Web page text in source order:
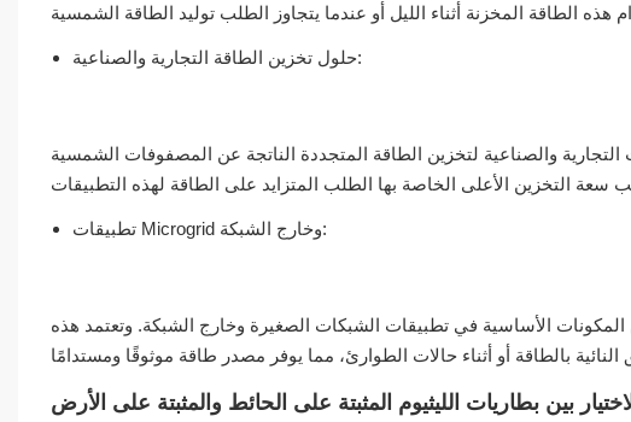
حلول تخزين الطاقة التجارية والصناعية:
والصناعية لتخزين الطاقة المتجددة الناتجة عن المصفوفات الشمسية
تطبيقات Microgrid وخارج الشبكة:
المكونات الأساسية في تطبيقات الشبكات الصغيرة وخارج الشبكة. وتعتمد هذه
بين بطاريات الليثيوم المثبتة على الحائط والمثبتة على الأرض